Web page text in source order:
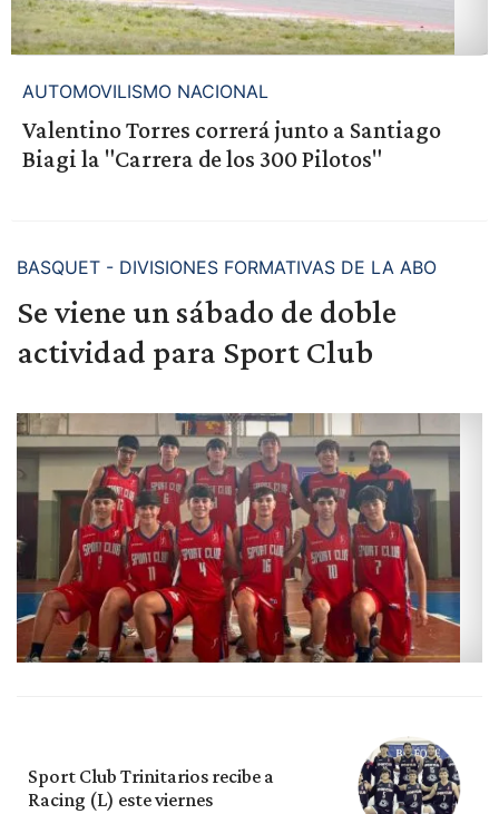
AUTOMOVILISMO NACIONAL
Valentino Torres correrá junto a Santiago
Biagi la "Carrera de los 300 Pilotos"
BASQUET - DIVISIONES FORMATIVAS DE LA ABO
Se viene un sábado de doble
actividad para Sport Club
Sport Club Trinitarios recibe a
Racing (L) este viernes